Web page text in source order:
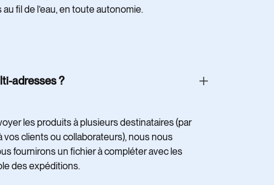
fil de l’eau, en toute autonomie.
adresses ?
les produits à plusieurs destinataires (par
vos clients ou collaborateurs), nous nous
fournirons un fichier à compléter avec les
des expéditions.